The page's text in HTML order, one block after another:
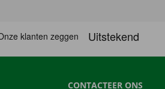
CONTACTEER ONS